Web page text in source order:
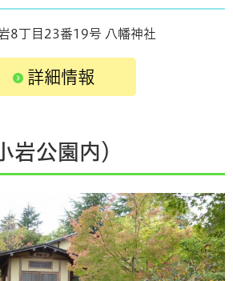
8丁目23番19号 八幡神社
詳細情報
岩公園内）